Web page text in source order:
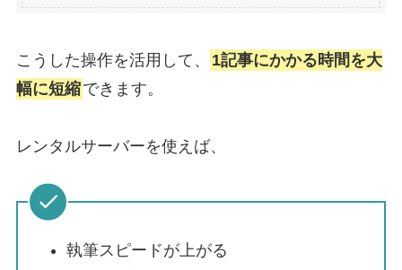
こうした操作を活用して、
1記事にかかる時間を大
幅に短縮できます。
レンタルサーバーを使えば、
執筆スピードが上がる